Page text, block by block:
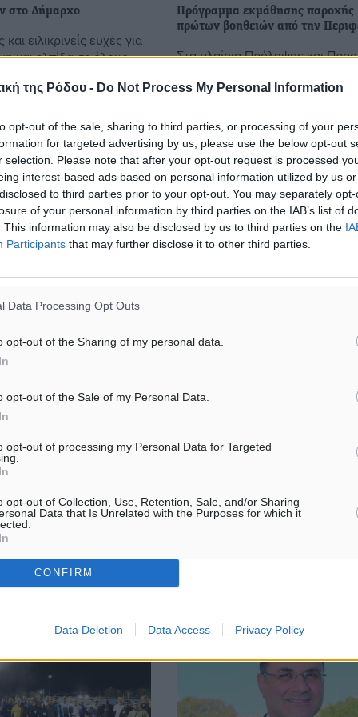
της Ρόδου - Do Not Process My Personal Information
opt-out of the sale, sharing to third parties, or processing of your
for targeted advertising by us, please use the below opt-out
selection. Please note that after your opt-out request is processed
interest-based ads based on personal information utilized by us
to third parties prior to your opt-out. You may separately
of your personal information by third parties on the IAB’s list of
This information may also be disclosed by us to third parties on the
Participants that may further disclose it to other third parties.
Data Processing Opt Outs
opt-out of the Sharing of my personal data.
opt-out of the Sale of my Personal Data.
opt-out of processing my Personal Data for Targeted
opt-out of Collection, Use, Retention, Sale, and/or Sharing
Data that Is Unrelated with the Purposes for which it
CONFIRM
Data Deletion Data Access Privacy Policy
στο Δήμαρχο
και ειλικρινείς ευχές για
και ελπίδα σε όλους,
με τα μέλη της
Πρόγραμμα εκμάθησης παροχής
πρώτων βοηθειών από την
Στα πλαίσια Πρόληψης και
Δ/νσης Δημόσιας Υγείας Ρόδου
υλοποιήσει για το έτος 2015,
πρόγραμμα ...
24.12.14, 14:26
κ. Γιώργου
είδηση της γέννησης του
τον μέγιστο
ελπίδας για όλη την
Σε μια εποχή που η
πλήττεται και δοκιμάζεται
Πρόεδρος της Δημοκρατίας με
ψήφους από τους βουλευτές
Χρυσής Αυγής, προχώρησε